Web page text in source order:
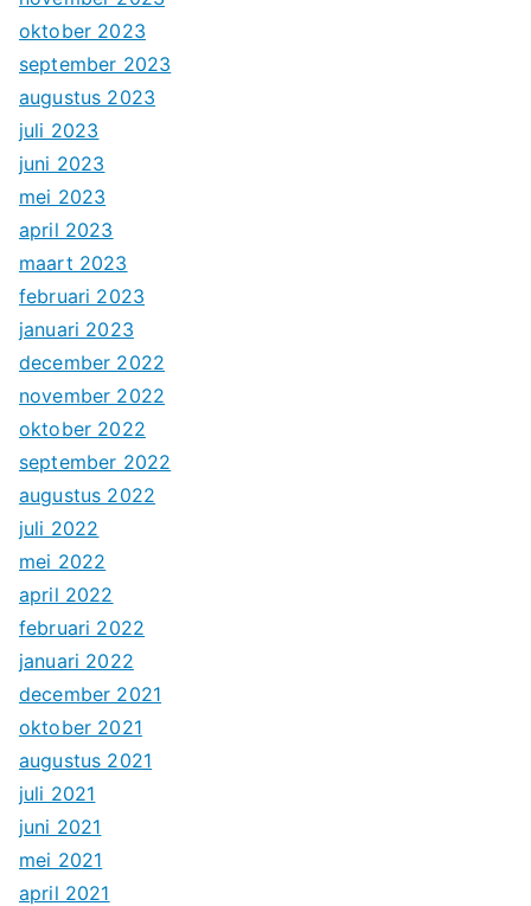
oktober 2023
september 2023
augustus 2023
juli 2023
juni 2023
mei 2023
april 2023
maart 2023
februari 2023
januari 2023
december 2022
november 2022
oktober 2022
september 2022
augustus 2022
juli 2022
mei 2022
april 2022
februari 2022
januari 2022
december 2021
oktober 2021
augustus 2021
juli 2021
juni 2021
mei 2021
april 2021